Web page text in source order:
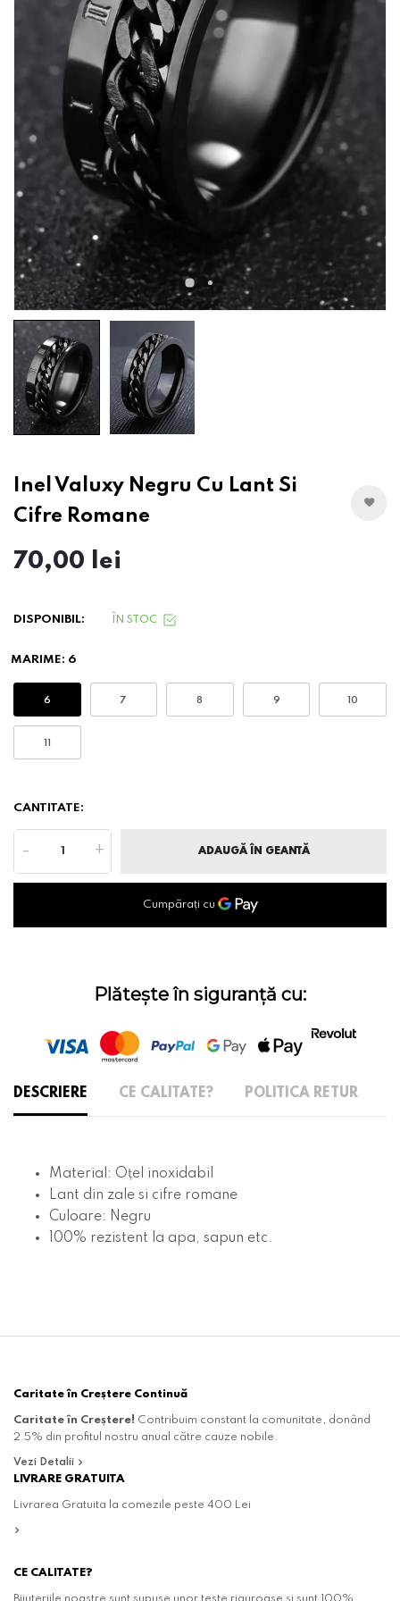
Inel Valuxy Negru Cu Lant Si
Cifre Romane
70,00 lei
DISPONIBIL: ÎN STOC
MARIME: 6
6 7 8 9 10
11
CANTITATE:
- + ADAUGĂ ÎN GEANTĂ
Plătește în siguranță cu:
DESCRIERE CE CALITATE? POLITICA RETUR
Material: Oțel inoxidabil
Lant din zale si cifre romane
Culoare: Negru
100% rezistent la apa, sapun etc.
Caritate în Creștere Continuă
Caritate în Creștere! Contribuim constant la comunitate, donând
2.5% din profitul nostru anual către cauze nobile.
Vezi Detalii
LIVRARE GRATUITA
Livrarea Gratuita la comezile peste 400 Lei
CE CALITATE?